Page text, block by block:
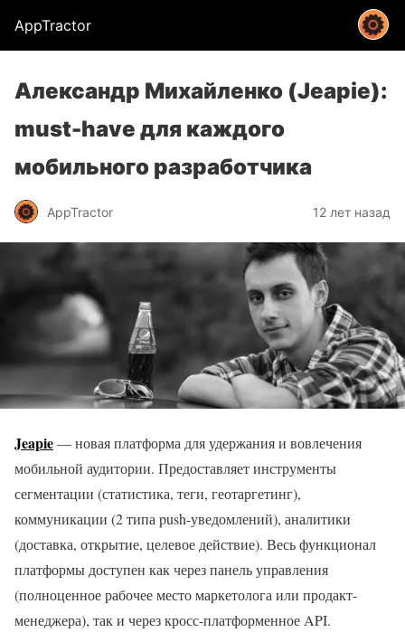
AppTractor
Александр Михайленко (Jeapie):
must-have для каждого
мобильного разработчика
AppTractor 12 лет назад
Jeapie— новая платформа для удержания и вовлечения
мобильной аудитории. Предоставляет инструменты
сегментации (статистика, теги, геотаргетинг),
коммуникации (2 типа push-уведомлений), аналитики
(доставка, открытие, целевое действие). Весь функционал
платформы доступен как через панель управления
(полноценное рабочее место маркетолога или продакт-
менеджера), так и через кросс-платформенное API.